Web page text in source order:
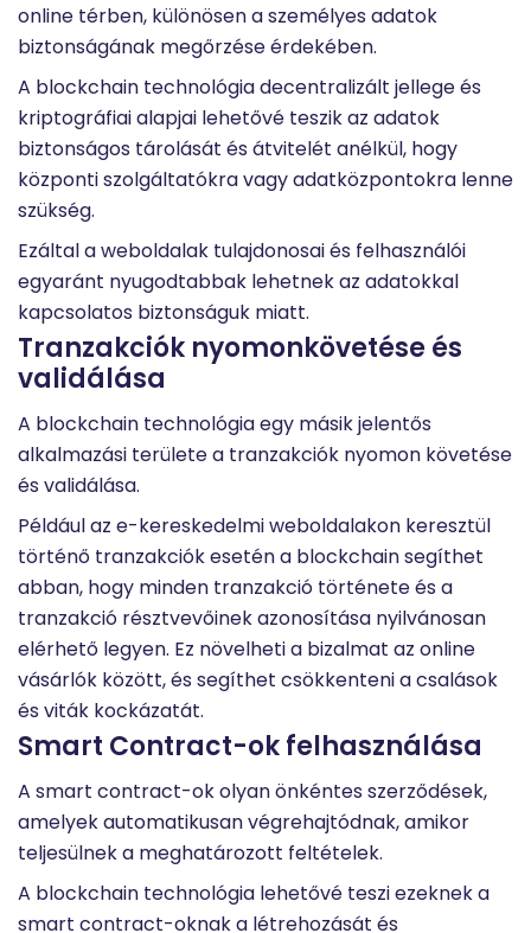
online térben, különösen a személyes adatok
biztonságának megőrzése érdekében.
A blockchain technológia decentralizált jellege és
kriptográfiai alapjai lehetővé teszik az adatok
biztonságos tárolását és átvitelét anélkül, hogy
központi szolgáltatókra vagy adatközpontokra lenne
szükség.
Ezáltal a weboldalak tulajdonosai és felhasználói
egyaránt nyugodtabbak lehetnek az adatokkal
kapcsolatos biztonságuk miatt.
Tranzakciók nyomonkövetése és
validálása
A blockchain technológia egy másik jelentős
alkalmazási területe a tranzakciók nyomon követése
és validálása.
Például az e-kereskedelmi weboldalakon keresztül
történő tranzakciók esetén a blockchain segíthet
abban, hogy minden tranzakció története és a
tranzakció résztvevőinek azonosítása nyilvánosan
elérhető legyen. Ez növelheti a bizalmat az online
vásárlók között, és segíthet csökkenteni a csalások
és viták kockázatát.
Smart Contract-ok felhasználása
A smart contract-ok olyan önkéntes szerződések,
amelyek automatikusan végrehajtódnak, amikor
teljesülnek a meghatározott feltételek.
A blockchain technológia lehetővé teszi ezeknek a
smart contract-oknak a létrehozását és